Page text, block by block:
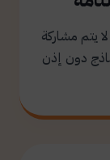
يتم مشاركة
دون إذن